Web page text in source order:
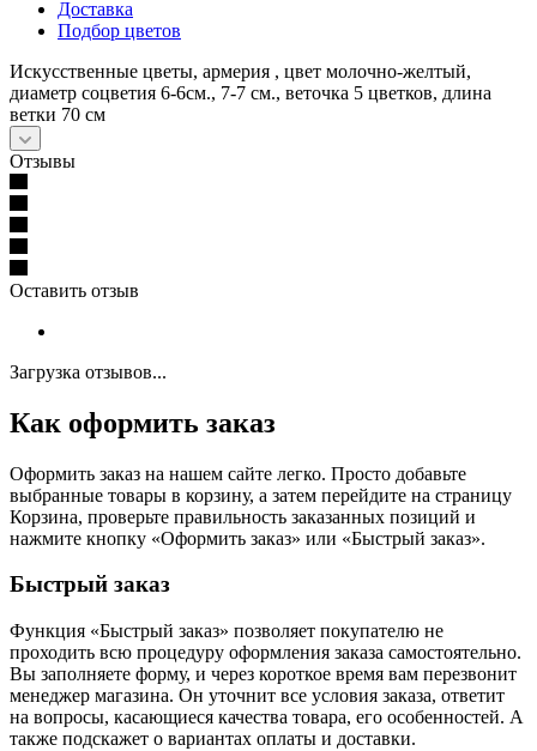
Доставка
Подбор цветов
Искусственные цветы, армерия , цвет молочно-желтый,
диаметр соцветия 6-6см., 7-7 см., веточка 5 цветков, длина
ветки 70 см
Отзывы
Оставить отзыв
Загрузка отзывов...
Как оформить заказ
Оформить заказ на нашем сайте легко. Просто добавьте
выбранные товары в корзину, а затем перейдите на страницу
Корзина, проверьте правильность заказанных позиций и
нажмите кнопку «Оформить заказ» или «Быстрый заказ».
Быстрый заказ
Функция «Быстрый заказ» позволяет покупателю не
проходить всю процедуру оформления заказа самостоятельно.
Вы заполняете форму, и через короткое время вам перезвонит
менеджер магазина. Он уточнит все условия заказа, ответит
на вопросы, касающиеся качества товара, его особенностей. А
также подскажет о вариантах оплаты и доставки.